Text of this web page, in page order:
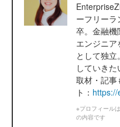
ーフリー
卒。金融機
エンジニ
として独
していき
取材・記事
ト：
※プロフィール
の内容です